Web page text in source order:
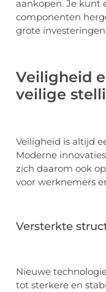
aankopen. Je kunt
componenten
grote
Veiligheid
veilige
Veiligheid is altijd
Moderne
zich daarom ook
voor werknemers
Versterkte
Nieuwe
tot sterkere en